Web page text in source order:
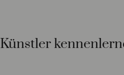
Künstler